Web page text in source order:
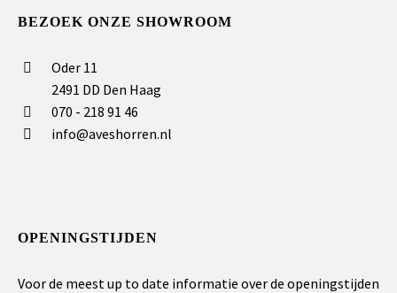
BEZOEK ONZE SHOWROOM
Oder 11
2491 DD Den Haag
070 - 218 91 46
info@aveshorren.nl
OPENINGSTIJDEN
Voor de meest up to date informatie over de openingstijden